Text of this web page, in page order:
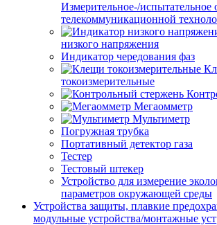
Измерительное-/испытательное
телекоммуникационной
низкого напряжения
Индикатор чередования фаз
токоизмерительные
Мегаомметр
Мультиметр
Погружная трубка
Портативный детектор газа
Тестер
Тестовый штекер
Устройство для измерение
параметров окружающей среды
Устройства защиты, плавкие
модульные устройства/монтажные